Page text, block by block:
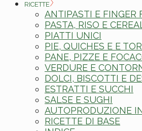
RICETTE
ANTIPASTI E FINGER
PASTA, RISO E
PIATTI UNICI
PIE, QUICHES E E
PANE, PIZZE E
VERDURE E
DOLCI, BISCOTTI E
ESTRATTI E SUCCHI
SALSE E SUGHI
AUTOPRODUZIONE
RICETTE DI BASE